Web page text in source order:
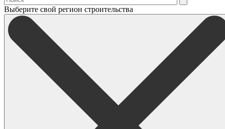
Выберите свой регион строительства